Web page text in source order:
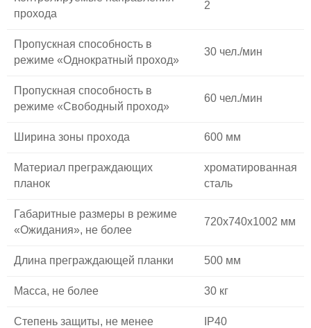
прохода
2
Пропускная способность в
режиме «Однократный проход»
30 чел./мин
Пропускная способность в
режиме «Свободный проход»
60 чел./мин
Ширина зоны прохода 600 мм
Материал преграждающих
планок
хроматированная
сталь
Габаритные размеры в режиме
«Ожидания», не более
720x740x1002 мм
Длина преграждающей планки 500 мм
Масса, не более 30 кг
Степень защиты, не менее IP40